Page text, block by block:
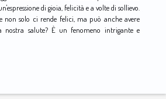
di gioia, felicità e a volte di sollievo.
non solo ci rende felici, ma può anche avere
nostra salute? È un fenomeno intrigante e